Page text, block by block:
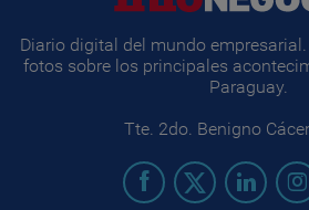
Diario digital del mundo
fotos sobre los principales
Paraguay.
Tte. 2do. Benigno